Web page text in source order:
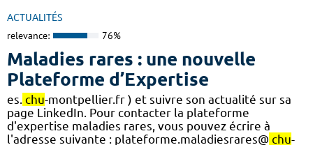
ACTUALITÉS
relevance: 76%
Maladies rares : une nouvelle
Plateforme d’Expertise
es. chu-montpellier.fr ) et suivre son actualité sur sa
page LinkedIn. Pour contacter la plateforme
d'expertise maladies rares, vous pouvez écrire à
l'adresse suivante : plateforme.maladiesrares@ chu-